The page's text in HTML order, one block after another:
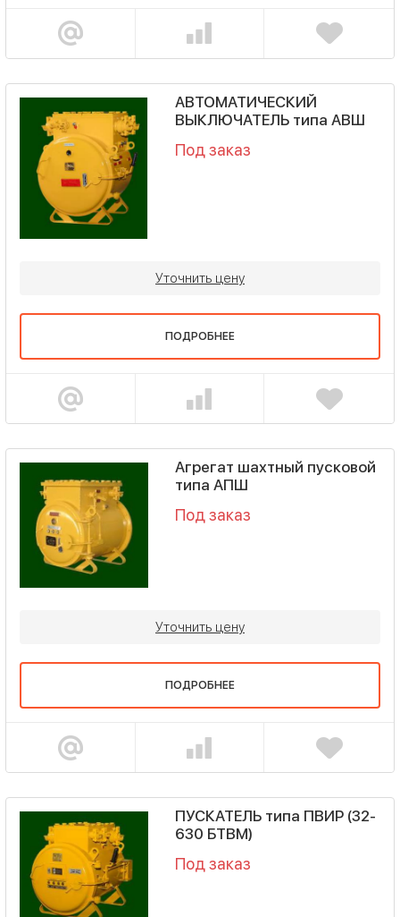
АВТОМАТИЧЕСКИЙ
ВЫКЛЮЧАТЕЛЬ типа АВШ
Под заказ
Уточнить цену
ПОДРОБНЕЕ
Агрегат шахтный пусковой
типа АПШ
Под заказ
Уточнить цену
ПОДРОБНЕЕ
ПУСКАТЕЛЬ типа ПВИР (32-
630 БТВМ)
Под заказ